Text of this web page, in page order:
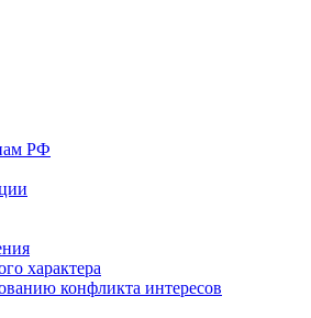
РФ
характера
конфликта интересов